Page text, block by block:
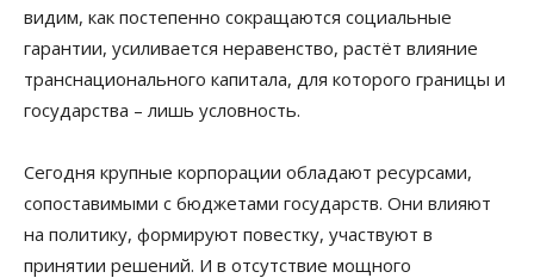
видим, как постепенно сокращаются социальные
гарантии, усиливается неравенство, растёт влияние
транснационального капитала, для которого границы и
государства – лишь условность.
Сегодня крупные корпорации обладают ресурсами,
сопоставимыми с бюджетами государств. Они влияют
на политику, формируют повестку, участвуют в
принятии решений. И в отсутствие мощного